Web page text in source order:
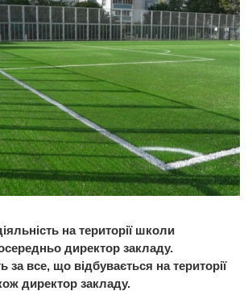
на території школи
директор закладу.
за все, що відбувається на території
директор закладу.